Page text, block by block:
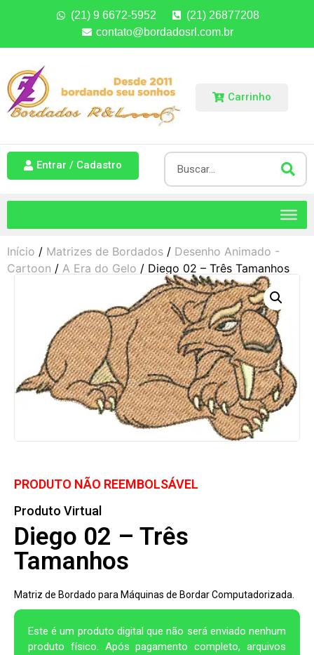
(21) 9 6672-5952
(21) 26877208
contato@bordadosrl.com.br
Carrinho
Entrar / Cadastro
Início / Matrizes de Bordados / Desenho Animado -
Cartoon / A Era do Gelo / Diego 02 – Três Tamanhos
PRODUTO NÃO REEMBOLSÁVEL
Produto Virtual
Diego 02 – Três
Tamanhos
Matriz de Bordado para Máquinas de Bordar Computadorizada.
Este é um produto digital que não será enviado nenhum
produto físico. Após pagamento completo, arquivos